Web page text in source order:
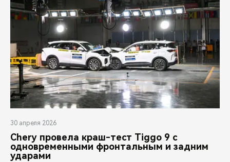
30 апреля 2026
Chery провела краш-тест Tiggo 9 с
одновременными фронтальным и задним
ударами